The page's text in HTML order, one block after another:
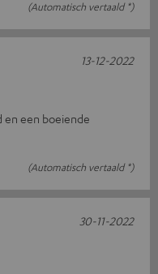
(Automatisch vertaald *)
en een boeiende
(Automatisch vertaald *)
13-12-2022
30-11-2022